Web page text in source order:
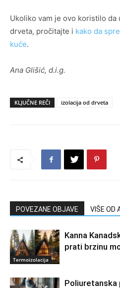
Ukoliko vam je ovo koristilo da
drveta, pročitajte i kako da
kuće.
Ana Glišić, d.i.g.
KLJUČNE REČI izolacija od drveta
POVEZANE OBJAVE VIŠE OD
Termoizolacija
Kanna
prati brzinu
Poliuretanska